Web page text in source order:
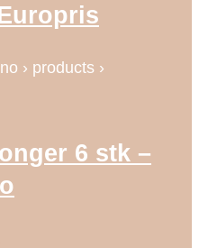
› products ›
6 stk –